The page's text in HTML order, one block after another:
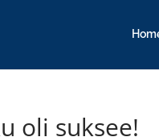
oli suksee!